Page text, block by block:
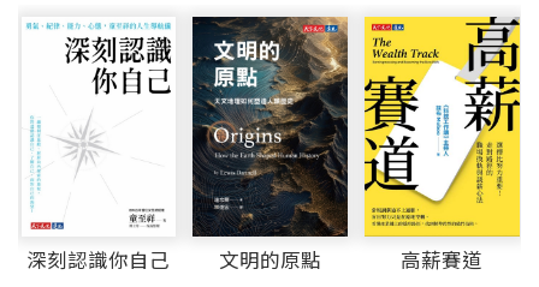
深刻認識你自己 文明的原點 高薪賽道